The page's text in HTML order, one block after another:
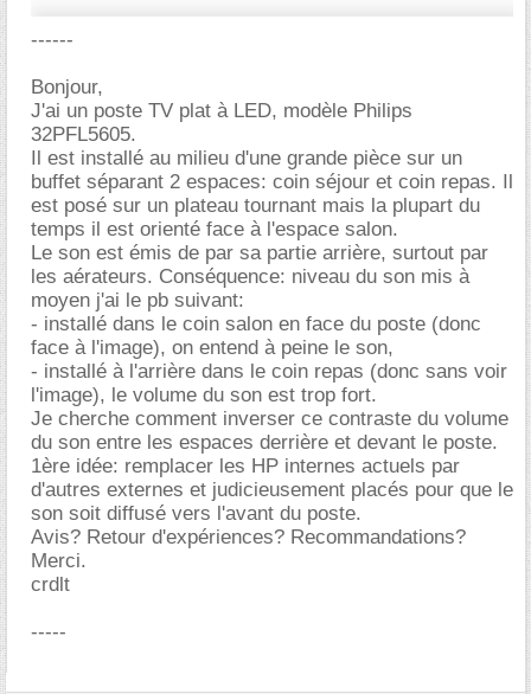
------
Bonjour,
J'ai un poste TV plat à LED, modèle Philips
32PFL5605.
Il est installé au milieu d'une grande pièce sur un
buffet séparant 2 espaces: coin séjour et coin repas. Il
est posé sur un plateau tournant mais la plupart du
temps il est orienté face à l'espace salon.
Le son est émis de par sa partie arrière, surtout par
les aérateurs. Conséquence: niveau du son mis à
moyen j'ai le pb suivant:
- installé dans le coin salon en face du poste (donc
face à l'image), on entend à peine le son,
- installé à l'arrière dans le coin repas (donc sans voir
l'image), le volume du son est trop fort.
Je cherche comment inverser ce contraste du volume
du son entre les espaces derrière et devant le poste.
1ère idée: remplacer les HP internes actuels par
d'autres externes et judicieusement placés pour que le
son soit diffusé vers l'avant du poste.
Avis? Retour d'expériences? Recommandations?
Merci.
crdlt
-----